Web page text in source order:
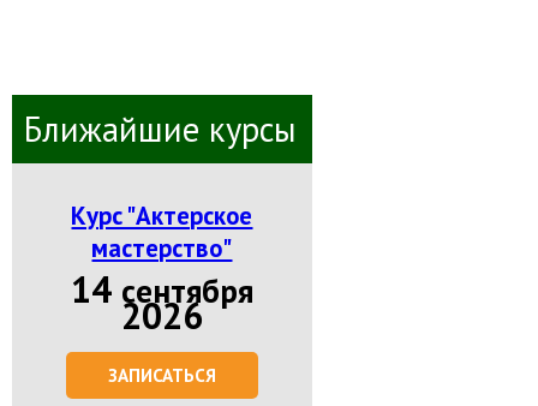
Ближайшие курсы
Курс "Актерское
мастерство"
14 сентября
2026
ЗАПИСАТЬСЯ